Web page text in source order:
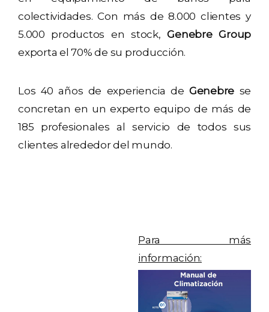
colectividades. Con más de 8.000 clientes y
5.000 productos en stock, Genebre Group
exporta el 70% de su producción.
Los 40 años de experiencia de Genebre se
concretan en un experto equipo de más de
185 profesionales al servicio de todos sus
clientes alrededor del mundo.
Para más
información: